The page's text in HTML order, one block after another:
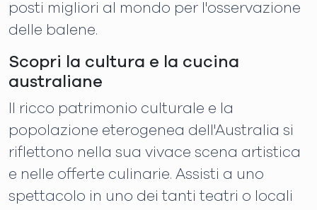
posti migliori al mondo per l'osservazione
delle balene.
Scopri la cultura e la cucina
australiane
Il ricco patrimonio culturale e la
popolazione eterogenea dell'Australia si
riflettono nella sua vivace scena artistica
e nelle offerte culinarie. Assisti a uno
spettacolo in uno dei tanti teatri o locali